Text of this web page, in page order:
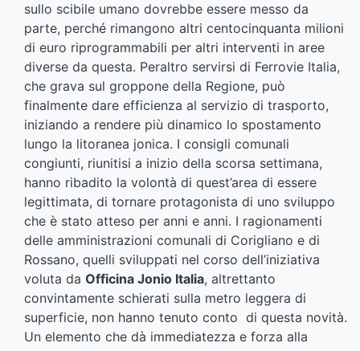
sullo scibile umano dovrebbe essere messo da
parte, perché rimangono altri centocinquanta milioni
di euro riprogrammabili per altri interventi in aree
diverse da questa. Peraltro servirsi di Ferrovie Italia,
che grava sul groppone della Regione, può
finalmente dare efficienza al servizio di trasporto,
iniziando a rendere più dinamico lo spostamento
lungo la litoranea jonica. I consigli comunali
congiunti, riunitisi a inizio della scorsa settimana,
hanno ribadito la volontà di quest’area di essere
legittimata, di tornare protagonista di uno sviluppo
che è stato atteso per anni e anni. I ragionamenti
delle amministrazioni comunali di Corigliano e di
Rossano, quelli sviluppati nel corso dell’iniziativa
voluta da Officina Jonio Italia, altrettanto
convintamente schierati sulla metro leggera di
superficie, non hanno tenuto conto di questa novità.
Un elemento che dà immediatezza e forza alla